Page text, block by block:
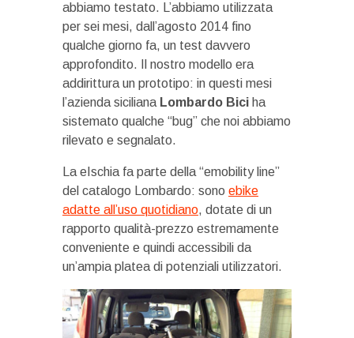
abbiamo testato. L’abbiamo utilizzata
per sei mesi, dall’agosto 2014 fino
qualche giorno fa, un test davvero
approfondito. Il nostro modello era
addirittura un prototipo: in questi mesi
l’azienda siciliana Lombardo Bici ha
sistemato qualche “bug” che noi abbiamo
rilevato e segnalato.
La eIschia fa parte della “emobility line”
del catalogo Lombardo: sono ebike
adatte all’uso quotidiano, dotate di un
rapporto qualità-prezzo estremamente
conveniente e quindi accessibili da
un’ampia platea di potenziali utilizzatori.